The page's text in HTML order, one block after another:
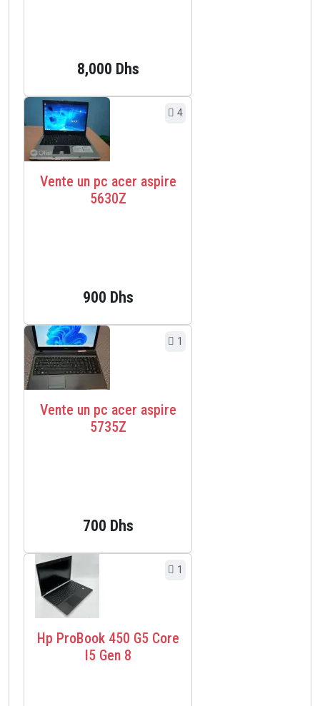
8,000 Dhs
4
Vente un pc acer aspire
5630Z
900 Dhs
1
Vente un pc acer aspire
5735Z
700 Dhs
1
Hp ProBook 450 G5 Core
I5 Gen 8